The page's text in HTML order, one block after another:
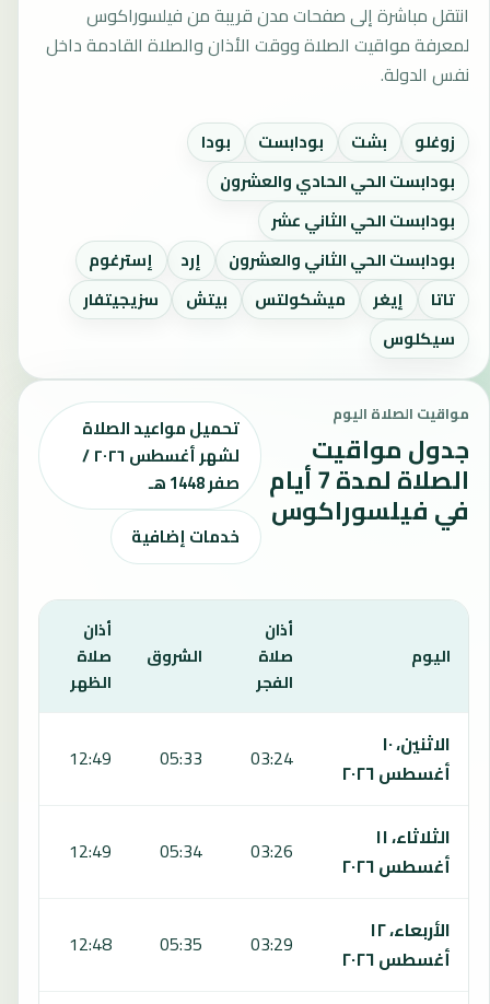
انتقل مباشرة إلى صفحات مدن قريبة من فيلسوراكوس
لمعرفة مواقيت الصلاة ووقت الأذان والصلاة القادمة داخل
نفس الدولة.
زوغلو بشت بودابست
بودا
بودابست الحي الحادي والعشرون
بودابست الحي الثاني عشر
بودابست الحي الثاني والعشرون
إرد
إسترغوم
تاتا
إيغر ميشكولتس بيتش
سزيجيتفار
سيكلوس
مواقيت الصلاة اليوم
جدول مواقيت
الصلاة لمدة 7 أيام
في فيلسوراكوس
تحميل مواعيد الصلاة
لشهر أغسطس ٢٠٢٦ /
صفر 1448 هـ
خدمات إضافية
اليوم
أذان
صلاة
الفجر
الشروق
أذان
صلاة
الظهر
الاثنين، ١٠
أغسطس ٢٠٢٦
03:24
05:33
12:49
الثلاثاء، ١١
أغسطس ٢٠٢٦
03:26
05:34
12:49
الأربعاء، ١٢
أغسطس ٢٠٢٦
03:29
05:35
12:48